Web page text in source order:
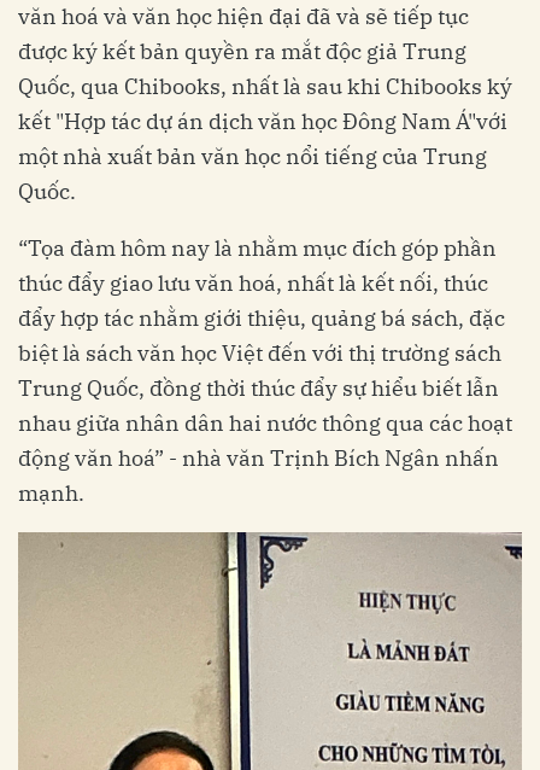
văn hoá và văn học hiện đại đã và sẽ tiếp tục
được ký kết bản quyền ra mắt độc giả Trung
Quốc, qua Chibooks, nhất là sau khi Chibooks ký
kết "Hợp tác dự án dịch văn học Đông Nam Á"với
một nhà xuất bản văn học nổi tiếng của Trung
Quốc.
“Tọa đàm hôm nay là nhằm mục đích góp phần
thúc đẩy giao lưu văn hoá, nhất là kết nối, thúc
đẩy hợp tác nhằm giới thiệu, quảng bá sách, đặc
biệt là sách văn học Việt đến với thị trường sách
Trung Quốc, đồng thời thúc đẩy sự hiểu biết lẫn
nhau giữa nhân dân hai nước thông qua các hoạt
động văn hoá” - nhà văn Trịnh Bích Ngân nhấn
mạnh.